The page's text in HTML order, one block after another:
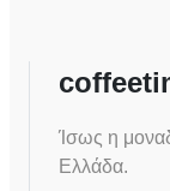
Ίσως η
Ελλάδα.